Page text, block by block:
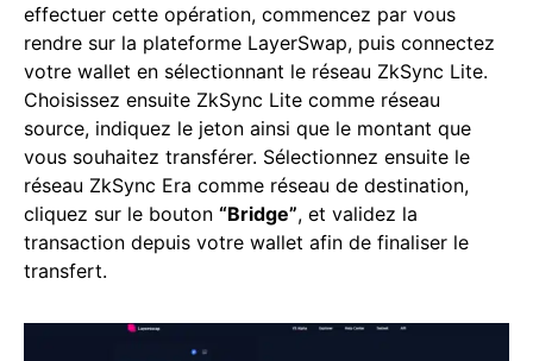
effectuer cette opération, commencez par vous
rendre sur la plateforme LayerSwap, puis connectez
votre wallet en sélectionnant le réseau ZkSync Lite.
Choisissez ensuite ZkSync Lite comme réseau
source, indiquez le jeton ainsi que le montant que
vous souhaitez transférer. Sélectionnez ensuite le
réseau ZkSync Era comme réseau de destination,
cliquez sur le bouton “Bridge”, et validez la
transaction depuis votre wallet afin de finaliser le
transfert.